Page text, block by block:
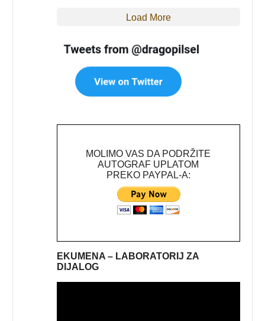
Load More
MOLIMO VAS DA PODRŽITE
AUTOGRAF UPLATOM
PREKO PAYPAL-A:
EKUMENA – LABORATORIJ ZA
DIJALOG